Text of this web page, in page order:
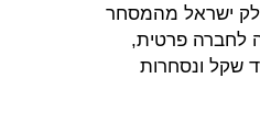
ישראל מהמסחר
לחברה פרטית,
הנפיקה בהיקף של כ־1.1 מיליארד שקל ונסחרות